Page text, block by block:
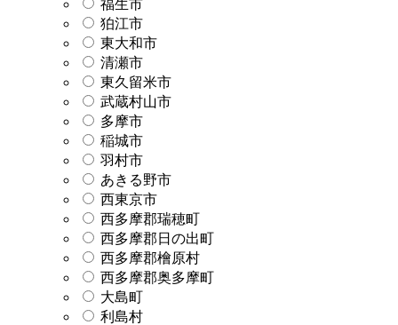
福生市
狛江市
東大和市
清瀬市
東久留米市
武蔵村山市
多摩市
稲城市
羽村市
あきる野市
西東京市
西多摩郡瑞穂町
西多摩郡日の出町
西多摩郡檜原村
西多摩郡奥多摩町
大島町
利島村